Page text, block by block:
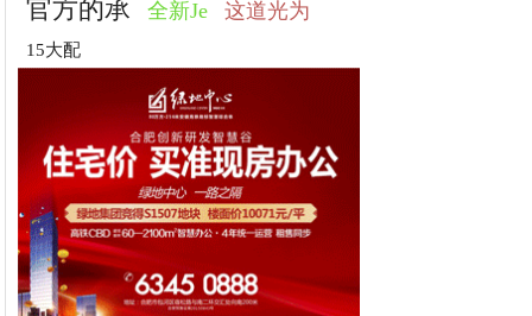
官方的承 全新Je 这道光为
15大配